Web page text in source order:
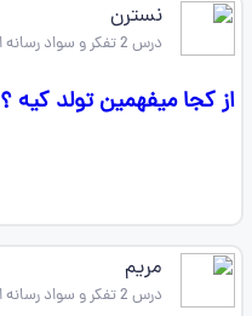
نسترن
درس 2 تفکر و سواد رسانه ای
از کجا میفهمین تولد کیه ؟
مریم
درس 2 تفکر و سواد رسانه ای